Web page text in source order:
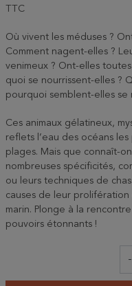
TTC
Où vivent les méduses ?
Comment nagent-elles ?
venimeux ? Ont-elles
quoi se nourrissent-elles ?
pourquoi semblent-elles se
Ces animaux gélatineux,
reflets l’eau des océans
plages. Mais que connaît-
nombreuses spécificités,
ou leurs techniques de
causes de leur prolifération
marin. Plonge à la
pouvoirs étonnants !
-